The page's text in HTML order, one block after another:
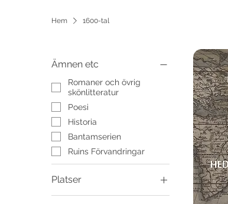
Hem 1600-tal
Ämnen etc
Romaner och övrig
skönlitteratur
Poesi
Historia
Bantamserien
Ruins Förvandringar
Platser
Georgien